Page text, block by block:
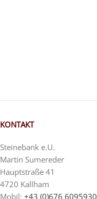
KONTAKT
Steinebank e.U.
Martin Sumereder
Hauptstraße 41
4720 Kallham
Mobil: +43 (0)676 6095930